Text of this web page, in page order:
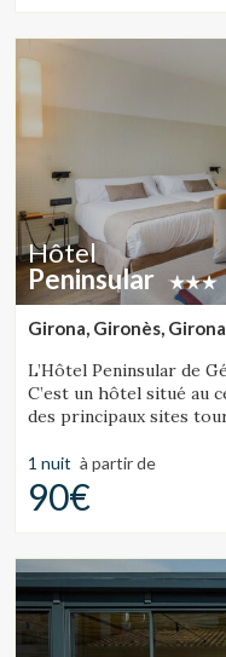
Hôtel
Peninsular
Girona, Gironès, Girona
L’Hôtel Peninsular de
C’est un hôtel situé au
des principaux sites
1 nuit à partir de
90€